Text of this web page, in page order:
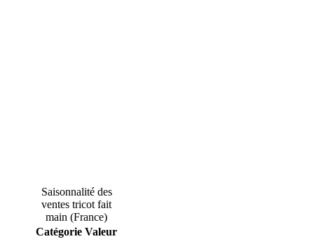
Saisonnalité des
ventes tricot fait
main (France)
Catégorie Valeur